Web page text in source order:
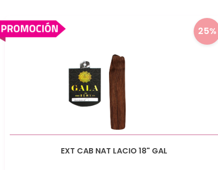
25%
EXT CAB NAT LACIO 18" GAL